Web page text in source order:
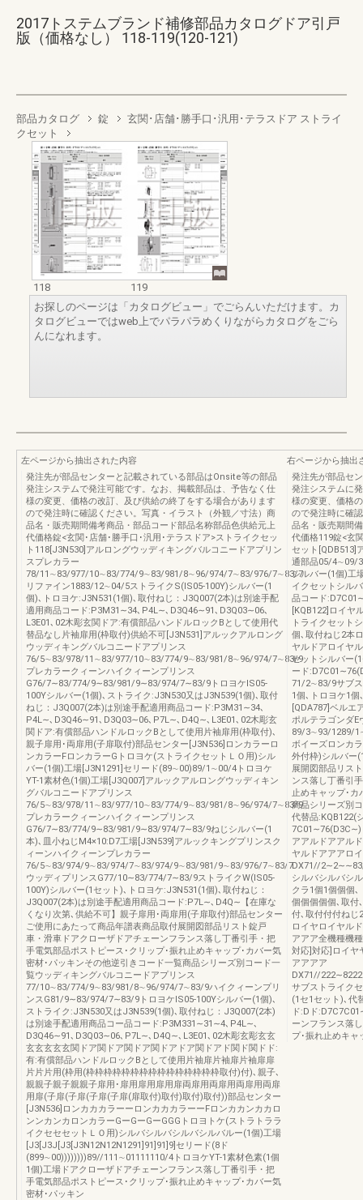
2017トステムブランド補修部品カタログドア引戸
版（価格なし） 118-119(120-121)
部品カタログ 錠
玄関･店舗･勝手口･汎用･テラスドア ストライ
クセット
118
119
お探しのページは「カタログビュー」でごらんいただけます。カ
タログビューではweb上でパラパラめくりながらカタログをごら
んになれます。
左ページから抽出された内容
発注先が部品センターと記載されている部品はOnsite等の部品
発注システムで発注可能です。なお、掲載部品は、予告なく仕
様の変更、価格の改訂、及び供給の終了をする場合があります
ので発注時に確認ください。写真・イラスト（外観／寸法）商
品名・販売期間備考商品・部品コード部品名称部品色供給元上
代価格錠<玄関･店舗･勝手口･汎用･テラスドア>ストライクセッ
ト118[J3N530]アルロングウッディキングバルコニードアプリン
スプレカラー
78/11∼83/977/10∼83/774/9∼83/981/8∼96/974/7∼83/976/7∼83/7
リファイン1883/12∼04/5ストライクS(IS05-100Y)シルバー(1
個)､トロヨケ:J3N531(1個)､取付ねじ：J3Q007(2本)は別途手配
適用商品コード:P3M31∼34､P4L∼､D3Q46∼91､D3Q03∼06､
L3E01､02木彫玄関ドア:有償部品ハンドルロックBとして使用代
替品なし片袖扉用(枠取付)供給不可[J3N531]アルックアルロング
ウッディキングバルコニードアプリンス
76/5∼83/978/11∼83/977/10∼83/774/9∼83/981/8∼96/974/7∼83/9
プレカラークィーンハイクィーンプリンス
G76/7∼83/774/9∼83/981/9∼83/974/7∼83/9トロヨケIS05-
100Yシルバー(1個)､ストライク:J3N530又はJ3N539(1個)､取付
ねじ：J3Q007(2本)は別途手配適用商品コード:P3M31∼34､
P4L∼､D3Q46∼91､D3Q03∼06､P7L∼､D4Q∼､L3E01､02木彫玄
関ドア:有償部品ハンドルロックBとして使用片袖扉用(枠取付)､
親子扉用･両扉用(子扉取付)部品センター[J3N536]ロンカラーロ
ンカラーFロンカラーGトロヨケ(ストライクセットＬＯ用)シル
バー(1個)工場[J3N1291]セリード(89∼00)89/1∼00/4トロヨケ
YT-1素材色(1個)工場[J3Q007]アルックアルロングウッディキン
グバルコニードアプリンス
76/5∼83/978/11∼83/977/10∼83/774/9∼83/981/8∼96/974/7∼83/9
プレカラークィーンハイクィーンプリンス
G76/7∼83/774/9∼83/981/9∼83/974/7∼83/9ねじシルバー(1
本)､皿小ねじM4×10:D7工場[J3N539]アルックキングプリンスク
ィーンハイクィーンプレカラー
76/5∼83/974/9∼83/974/7∼83/974/9∼83/981/9∼83/976/7∼83/7
ウッディプリンスG77/10∼83/774/7∼83/9ストライクW(IS05-
100Y)シルバー(1セット)､トロヨケ:J3N531(1個)､取付ねじ：
J3Q007(2本)は別途手配適用商品コード:P7L∼､D4Q∼【在庫な
くなり次第､供給不可】親子扉用･両扉用(子扉取付)部品センター
ご使用にあたって商品年譜表商品取付展開図部品リスト錠戸
車・滑車ドアクローザドアチェーンフランス落し丁番引手・把
手電気部品ポストピース･クリップ･振れ止めキャップ･カバー気
密材･パッキンその他逆引きコード一覧商品シリーズ別コード一
覧ウッディキングバルコニードアプリンス
77/10∼83/774/9∼83/981/8∼96/974/7∼83/9ハイクィーンプリ
ンスG81/9∼83/974/7∼83/9トロヨケIS05-100Yシルバー(1個)､
ストライク:J3N530又はJ3N539(1個)､取付ねじ：J3Q007(2本)
は別途手配適用商品コー品コード:P3M331∼31∼4､P4L∼､
D3Q46∼91､D3Q03∼06､P7L∼､D4Q∼､L3E01､02木彫玄彫玄玄
玄玄玄玄玄関ドア関ドア関ドア関ドアドア関ドアド関ド関ドド:
有:有償部品ハンドルロックBとして使用片袖扉片袖扉片袖扉扉
片片片用(枠用(枠枠枠枠枠枠枠枠枠枠枠枠枠枠枠取付)付)､親子､
親親子親子親親子扉用･扉用扉用扉用扉両扉用両扉用両扉用両扉
用扉(子扉(子扉(子扉(子扉(扉取付)取付)取付)取付))部品センター
[J3N536]ロンカカカラーーロンカカカラーーFロンカカンカカロ
ンンカンカロンカラーGーGーGーGGGトロヨトケ(ストラトララ
イクセセセットＬＯ用)シルバシルバシルバシルバルー(1個)工場
[J3[J3J[J3[J3N12N12N1291]91]91]9]セリード(8ド
(899∼00))))))))89//111∼01111110/4トロヨケYT-1素材色素(1個
1個)工場ドアクローザドアチェーンフランス落し丁番引手・把
手電気部品ポストピース･クリップ･振れ止めキャップ･カバー気
密材･パッキン
右ページから抽出
発注先が部品セ
発注システムに
様の変更、価格
ので発注時に確
品名・販売期間
代価格119錠<玄
セット[QDB513]
通部品05/4∼09/
シルバー(1個)工
イクセットシル
品コード
[KQB122]ロイ
トライクセット
個､取付ねじ2本
ヤルドアロイヤ
セットシルバー
ード
71/2∼83/9サブス
1個､トロヨケ1
[QDA787]ベルエ
ポルテラゴンダE
89/3∼93/1289/
ボイーズロンカ
外付枠)シルバー
展開図部品リス
ンス落し丁番引
止めキャップ･
商品シリーズ別
代替品:KQB122(
7C01∼76(D3C∼)
アアルドアアル
ヤルドアアアロ
DX71//
シルバシルバシ
クラ1個1個個個
個個個個個､取付
付､取付付付ねじ
ロイヤロイヤル
アアア全機種機
対応]対応]ロイヤ
アアアア
DX71//
サブストライク
(1セ1セット)､代
ド:Dド
ーンフランス落
プ･振れ止めキャ